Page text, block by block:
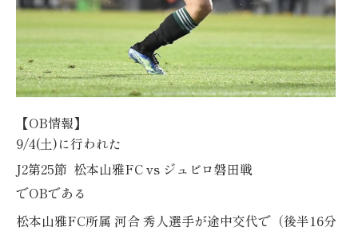
【OB情報】
9/4(土)に行われた
J2第25節 松本山雅FCvs ジュビロ磐田戦
でOBである
松本山雅FC所属 河合秀人選手が途中交代で（後半16分